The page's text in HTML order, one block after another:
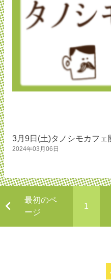
3月9日(土)タノシモカフェ
2024年03月06日
最初のペ
ージ
1